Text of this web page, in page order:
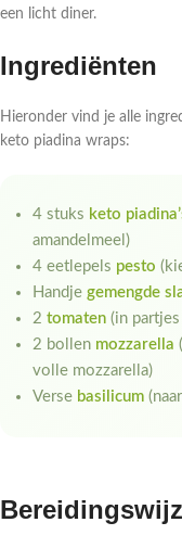
een licht diner.
Ingrediënten
Hieronder vind je alle
keto piadina wraps:
4 stuks keto
amandelmeel)
4 eetlepels pesto
Handje gemengde
2 tomaten (in
2 bollen mozzarella
volle mozzarella)
Verse basilicum